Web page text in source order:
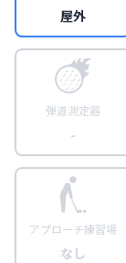
屋外
弾道測定器
-
アプローチ練習場
なし